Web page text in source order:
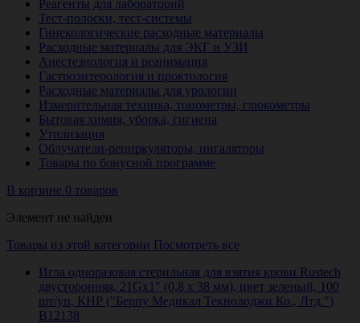
Реагенты для лабораторий
Тест-полоски, тест-системы
Гинекологические расходные материалы
Расходные материалы для ЭКГ и УЗИ
Анестезиология и реанимация
Гастроэнтерология и проктология
Расходные материалы для урологии
Измерительная техника, тонометры, глюкометры
Бытовая химия, уборка, гигиена
Утилизация
Облучатели-рециркуляторы, ингаляторы
Товары по бонусной программе
В корзине 0 товаров
Элемент не найден
Товары из этой категории Посмотреть все
Игла одноразовая стерильная для взятия крови Rustech
двусторонняя, 21Gх1" (0,8 х 38 мм), цвет зеленый, 100
шт/уп, КНР ("Берпу Медикал Текнолоджи Ко., Лтд.")
B12138